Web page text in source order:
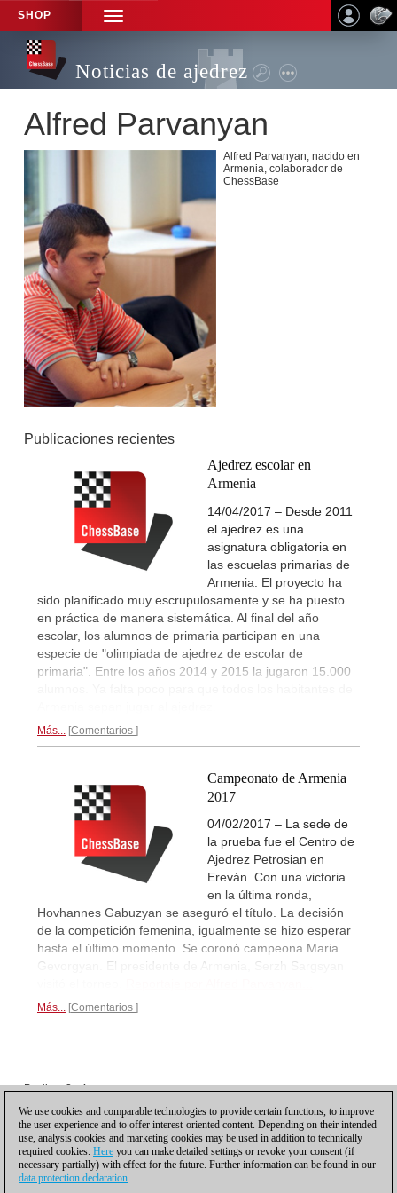
SHOP
TOGGLE
NAVIGATION
Noticias de ajedrez
Alfred Parvanyan
Alfred Parvanyan, nacido en
Armenia, colaborador de
ChessBase
Publicaciones recientes
Ajedrez escolar en
Armenia
14/04/2017 – Desde 2011
el ajedrez es una
asignatura obligatoria en
las escuelas primarias de
Armenia. El proyecto ha
sido planificado muy escrupulosamente y se ha puesto
en práctica de manera sistemática. Al final del año
escolar, los alumnos de primaria participan en una
especie de "olimpiada de ajedrez de escolar de
primaria". Entre los años 2014 y 2015 la jugaron 15.000
Más... Comentarios
Campeonato de Armenia
2017
04/02/2017 – La sede de
la prueba fue el Centro de
Ajedrez Petrosian en
Ereván. Con una victoria
en la última ronda,
Hovhannes Gabuzyan se aseguró el título. La decisión
de la competición femenina, igualmente se hizo esperar
hasta el último momento. Se coronó campeona Maria
Gevorgyan. El presidente de Armenia, Serzh Sargsyan
Más... Comentarios
Posting: 3 - 4
Posting: 5 - 6
Desplácese hacia abajo para recargar más
We use cookies and comparable technologies to provide certain functions, to improve
the user experience and to offer interest-oriented content. Depending on their intended
use, analysis cookies and marketing cookies may be used in addition to technically
required cookies. Here you can make detailed settings or revoke your consent (if
necessary partially) with effect for the future. Further information can be found in our
data protection declaration.